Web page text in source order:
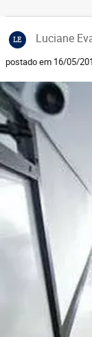
LE Luciane
postado em 16/05/